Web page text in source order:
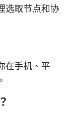
选取节点和协
在手机、平